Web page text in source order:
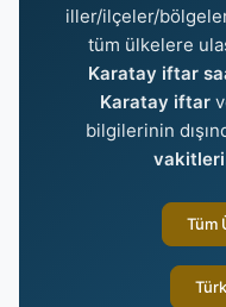
iller/ilçeler/
tüm ülkelere
Karatay iftar
Karatay iftar
bilgilerinin
vakitleri
Tüm